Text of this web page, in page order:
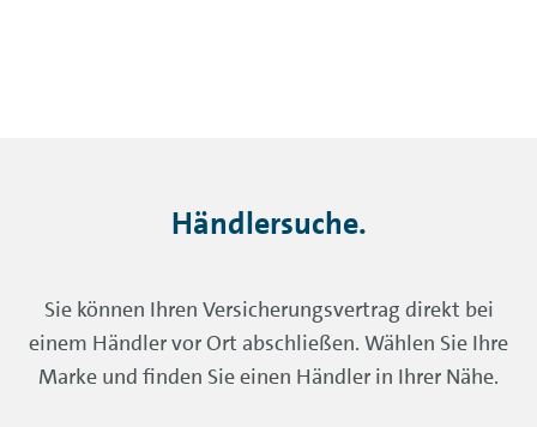
Händlersuche.
Sie können Ihren Versicherungsvertrag direkt bei
einem Händler vor Ort abschließen. Wählen Sie Ihre
Marke und finden Sie einen Händler in Ihrer Nähe.